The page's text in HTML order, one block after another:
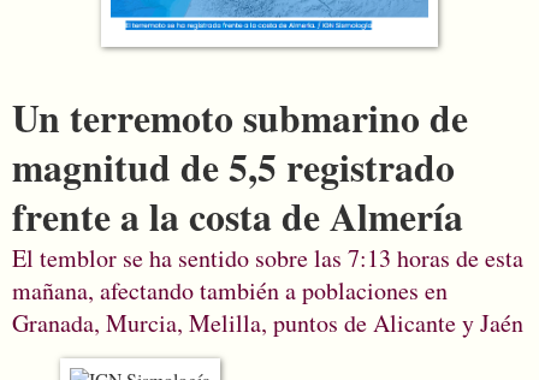
Un terremoto submarino de
magnitud de 5,5 registrado
frente a la costa de Almería
El temblor se ha sentido sobre las 7:13 horas de esta
mañana, afectando también a poblaciones en
Granada, Murcia, Melilla, puntos de Alicante y Jaén